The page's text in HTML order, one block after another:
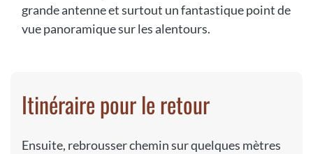
grande antenne et surtout un fantastique point de
vue panoramique sur les alentours.
Itinéraire pour le retour
Ensuite, rebrousser chemin sur quelques mètres